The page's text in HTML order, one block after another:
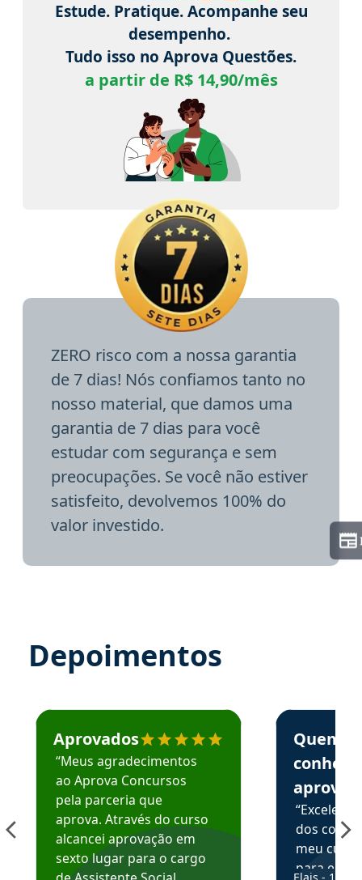
Estude. Pratique. Acompanhe seu
desempenho.
Tudo isso no Aprova Questões.
a partir de R$ 14,90/mês
ZERO risco com a nossa garantia
de 7 dias! Nós confiamos tanto no
nosso material, que damos uma
garantia de 7 dias para você
estudar com segurança e sem
preocupações. Se você não estiver
satisfeito, devolvemos 100% do
valor investido.
Depoimentos
Estudante José recomenda o Aprova Concursos em
Aprovados
“Meus agradecimentos
ao Aprova Concursos
pela parceria que
aprova. Através do curso
alcancei aprovação em
sexto lugar para o cargo
Estudante
Quem
aprova
dos
meu
para